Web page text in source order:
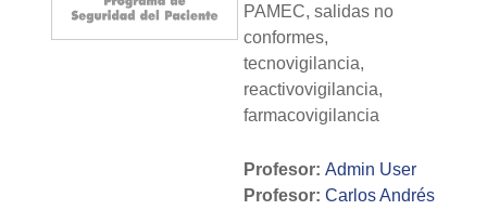
PAMEC, salidas no
conformes,
tecnovigilancia,
reactivovigilancia,
farmacovigilancia
Profesor: Admin User
Profesor: Carlos Andrés